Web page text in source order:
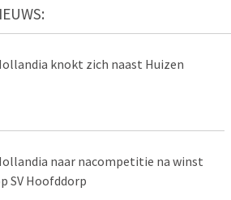
knokt zich naast Huizen
naar nacompetitie na winst
SV Hoofddorp